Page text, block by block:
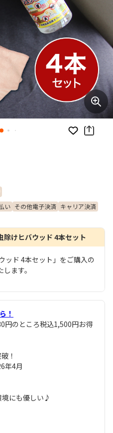
お気に入り
い その他電子決済 キャリア決済
除けヒバウッド 4本セット
ッド 4本セット」をご購入の
ます。
！
円のところ税込1,500円お得
！
年4月
にも優しい♪